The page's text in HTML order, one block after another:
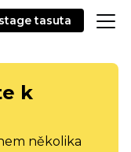
tasuta
k
několika